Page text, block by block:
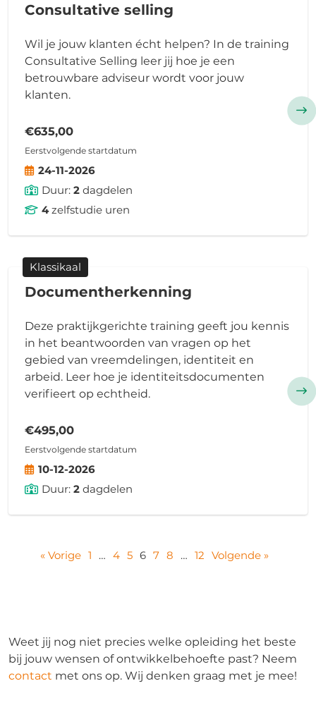
Consultative selling
Wil je jouw klanten écht helpen? In de training
Consultative Selling leer jij hoe je een
betrouwbare adviseur wordt voor jouw
klanten.
€635,00
Eerstvolgende startdatum
24-11-2026
Duur: 2dagdelen
4zelfstudie uren
Klassikaal
Documentherkenning
Deze praktijkgerichte training geeft jou kennis
in het beantwoorden van vragen op het
gebied van vreemdelingen, identiteit en
arbeid. Leer hoe je identiteitsdocumenten
verifieert op echtheid.
€495,00
Eerstvolgende startdatum
10-12-2026
Duur: 2dagdelen
« Vorige 1 … 4 5 6 7 8 … 12 Volgende »
Weet jij nog niet precies welke opleiding het beste
bij jouw wensen of ontwikkelbehoefte past? Neem
contact met ons op. Wij denken graag met je mee!